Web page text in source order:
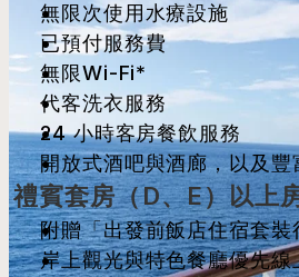
無限次使用水療設施
已預付服務費
無限Wi-Fi*
代客洗衣服務
24 小時客房餐飲服務
開放式酒吧與酒廊，以及
禮賓套房（D、E）以上
附贈「出發前飯店住宿套
岸上觀光與特色餐廳優先線